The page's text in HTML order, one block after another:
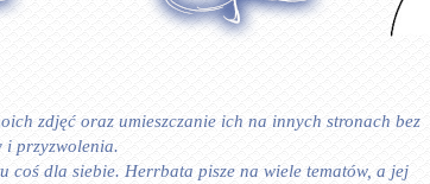
zdjęć oraz umieszczanie ich na innych stronach bez
i przyzwolenia.
coś dla siebie. Herrbata pisze na wiele tematów, a jej